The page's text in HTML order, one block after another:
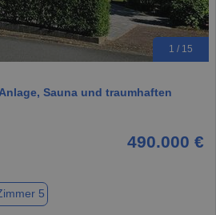
1 / 15
Sauna und traumhaften
490.000 €
5